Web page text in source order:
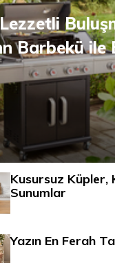
Barbekü ile
Kusursuz Küpler,
Sunumlar
Yazın En Ferah